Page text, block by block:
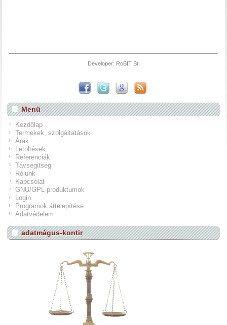
Developer: RoBIT Bt.
Menü
Kezdőlap
Termekek, szolgáltatások
Árak
Letöltések
Referenciák
Távsegitség
Rólunk
Kapcsolat
GNU/GPL produktumok
Login
Programok áttelepítése
Adatvédelem
adatmágus-kontir